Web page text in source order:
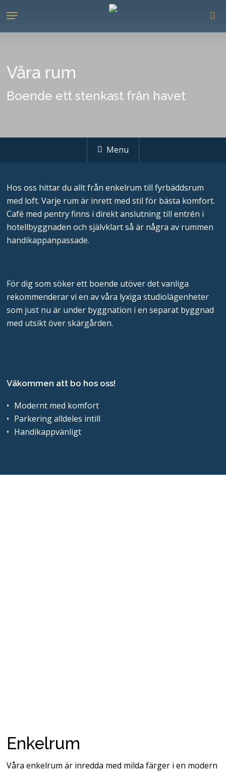
to
main
Menu
Våra rum
Boende ett stenkast från havet
Menu
Hos oss hittar du allt från enkelrum till fyrbäddsrum
med loft. Varje rum är inrett med stil för bästa komfort.
Café med pentry finns i direkt anslutning till entrén i
hotellbyggnaden och självklart så är några av rummen
handikappanpassade.
För dig som söker ett boende utöver det vanliga
rekommenderar vi en av våra lyxiga studiolägenheter
som just nu är under byggnation i en separat byggnad
med utsikt över skärgården.
Väkommen att bo hos oss!
Modernt med komfort
Parkering alldeles intill
Handikappvänligt
Enkelrum
Våra enkelrum är inredda med milda färger i en modern